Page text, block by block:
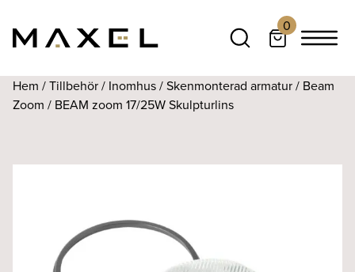
0
Hem /Tillbehör/ Inomhus/Skenmonterad armatur/ Beam
Zoom / BEAM zoom 17/25W Skulpturlins